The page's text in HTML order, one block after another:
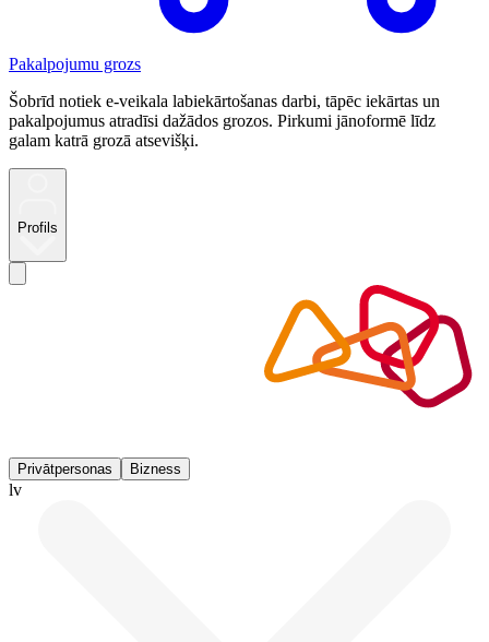
Pakalpojumu grozs
Šobrīd notiek e-veikala labiekārtošanas darbi, tāpēc iekārtas un
pakalpojumus atradīsi dažādos grozos. Pirkumi jānoformē līdz
galam katrā grozā atsevišķi.
Profils
Privātpersonas Bizness
lv